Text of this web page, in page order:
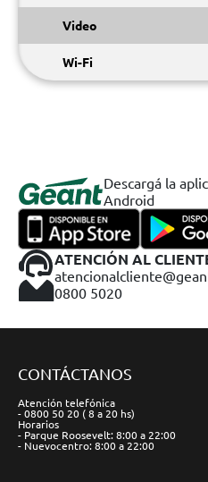
Video
Wi-Fi
Descargá la
Android
ATENCIÓN AL
0800 5020
CONTÁCTANOS
Atención telefónica
- 0800 50 20 ( 8 a 20 hs)
Horarios
- Parque Roosevelt: 8:00 a 22:00
- Nuevocentro: 8:00 a 22:00